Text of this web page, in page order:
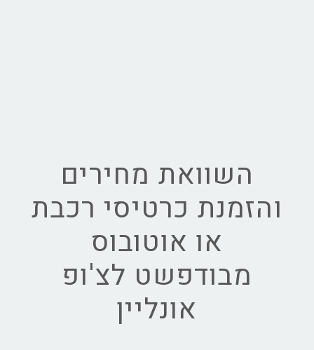
השוואת מחירים
והזמנת כרטיסי רכבת
או אוטובוס
מבודפשט לצ'ופ
אונליין